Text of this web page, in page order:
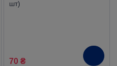
шт)
70 ₴